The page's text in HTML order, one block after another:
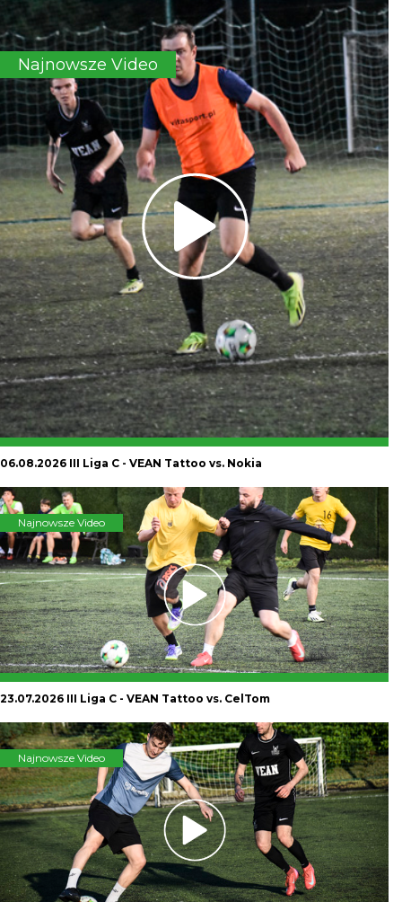
Najnowsze Video
06.08.2026 III Liga C - VEAN Tattoo vs. Nokia
Najnowsze Video
23.07.2026 III Liga C - VEAN Tattoo vs. CelTom
Najnowsze Video